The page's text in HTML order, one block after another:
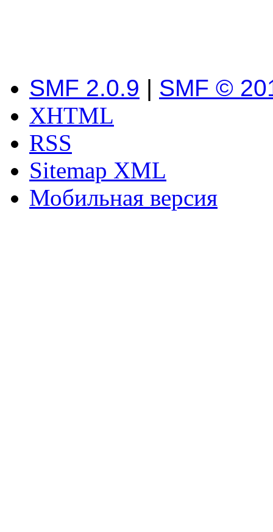
SMF 2.0.9 | SMF ©
XHTML
RSS
Sitemap XML
Мобильная версия